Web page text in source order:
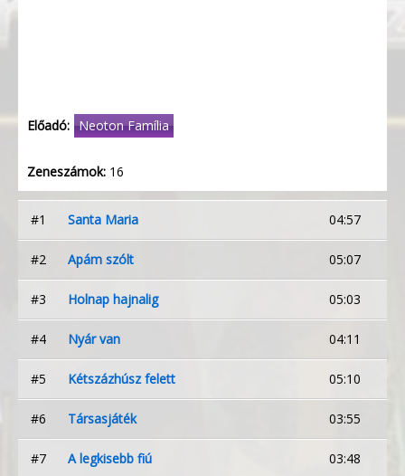
Előadó: Neoton Família
Zeneszámok: 16
#1 Santa Maria 04:57
#2 Apám szólt 05:07
#3 Holnap hajnalig 05:03
#4 Nyár van 04:11
#5 Kétszázhúsz felett 05:10
#6 Társasjáték 03:55
#7 A legkisebb fiú 03:48